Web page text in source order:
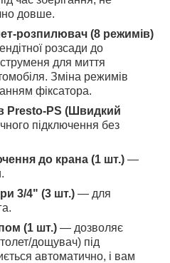
довше.
розпилювач (8 режимів)
розсади до
для миття
Зміна режимів
фіксатора.
Presto-PS (Швидкий
підключення без
до крана (1 шт.) —
3/4" (3 шт.) — для
(1 шт.) — дозволяє
дощувач) під
автоматично, і вам